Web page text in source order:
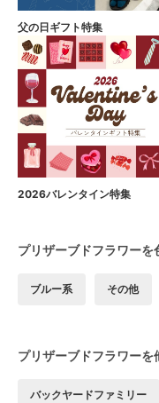
父の日ギフト特集
2026バレンタイン特集
プリザーブドフラワーを
ブルー系 その他
プリザーブドフラワーを
バックヤードファミリー